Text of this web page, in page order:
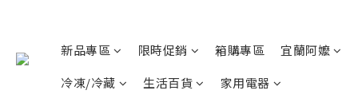
新品專區 限時促銷 箱購專區 宜蘭阿嬤
冷凍/冷藏
生活百貨 家用電器